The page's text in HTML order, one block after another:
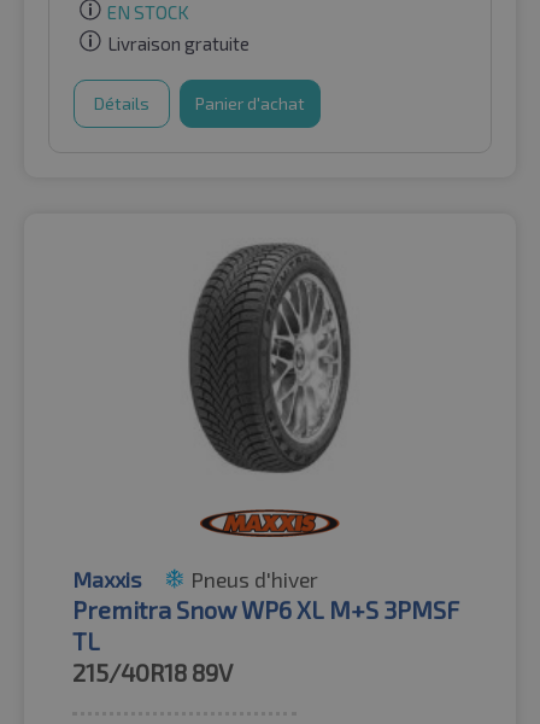
EN STOCK
Livraison gratuite
Détails Panier d'achat
Maxxis Pneus d'hiver
Premitra Snow WP6 XL M+S 3PMSF
TL
215/40R18 89V